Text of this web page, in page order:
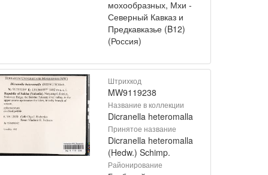
мохообразных, Мхи -
Северный Кавказ и
Предкавказье (B12)
(Россия)
Штрихкод
MW9119238
Название в коллекции
Dicranella heteromalla
Принятое название
Dicranella heteromalla
(Hedw.) Schimp.
Районирование